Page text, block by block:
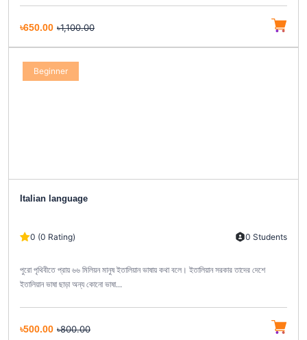
৳650.00 ৳1,100.00
Beginner
Italian language
0 (0 Rating) 0 Students
পুরো পৃথিবীতে প্রায় ৬৬ মিলিয়ন মানুষ ইতালিয়ান ভাষায় কথা বলে। ইতালিয়ান সরকার তাদের দেশে
ইতালিয়ান ভাষা ছাড়া অন্য কোনো ভাষা...
৳500.00 ৳800.00